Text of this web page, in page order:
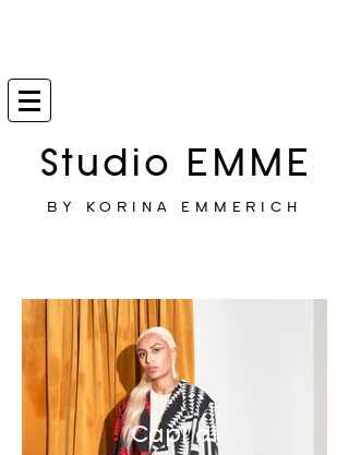
Studio EMME
BY KORINA EMMERICH
Capi di